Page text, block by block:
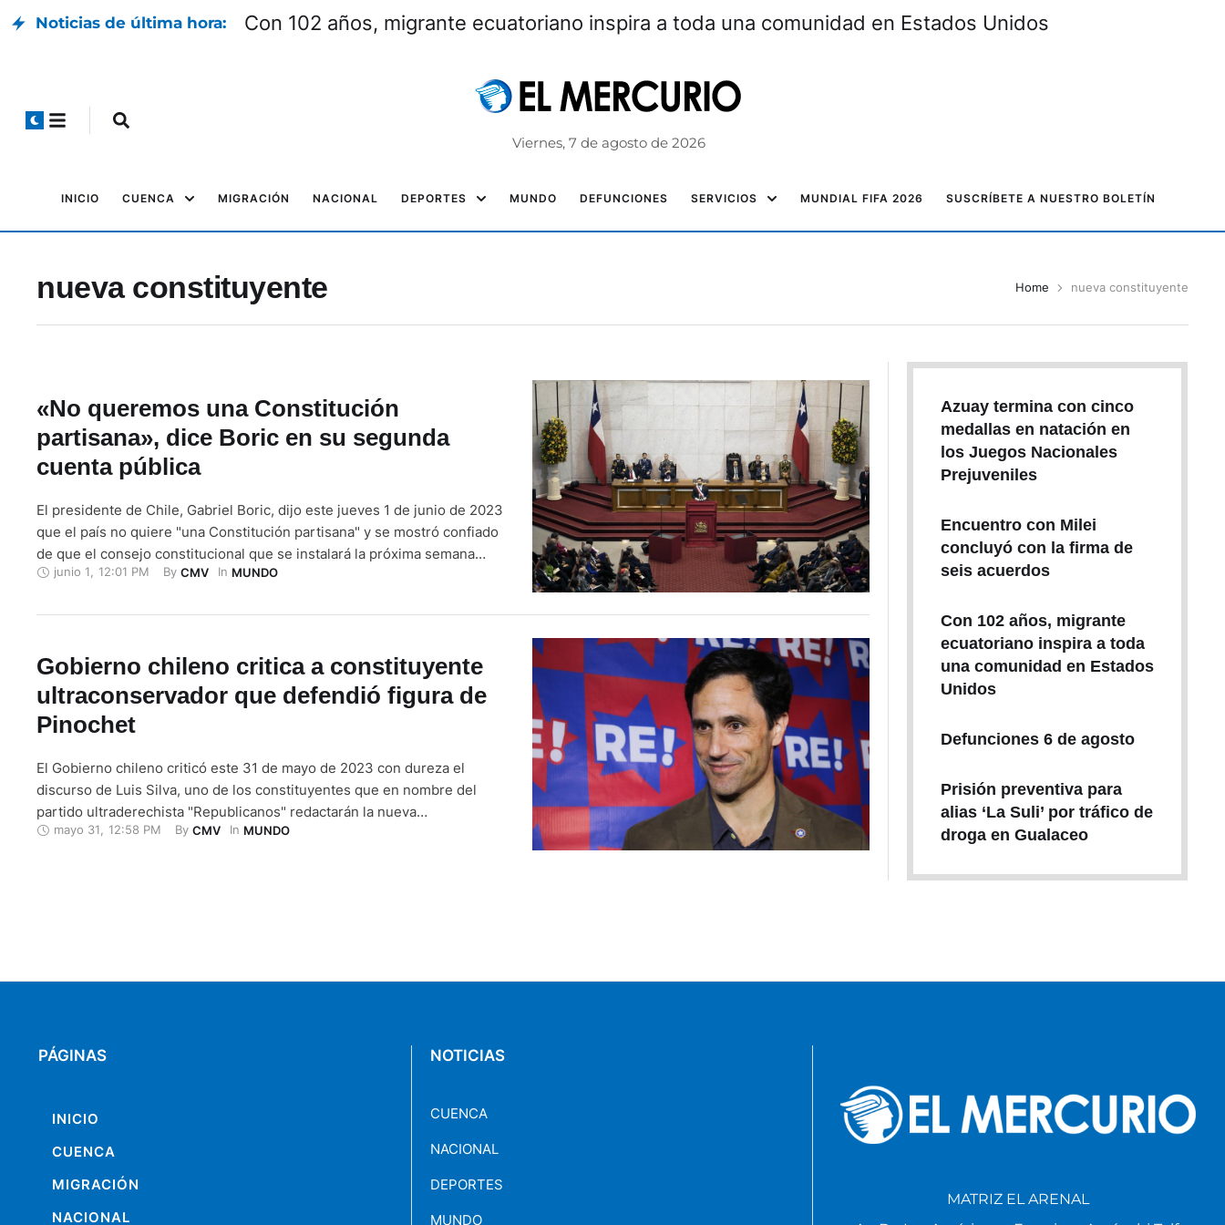
Noticias de última hora: Con 102 años, migrante ecuatoriano inspira a toda una comunidad en Estados Unidos
Viernes, 7 de agosto de 2026
INICIO CUENCA MIGRACIÓN NACIONAL DEPORTES MUNDO DEFUNCIONES SERVICIOS MUNDIAL FIFA 2026 SUSCRÍBETE A NUESTRO BOLETÍN
nueva constituyente Home nueva constituyente
«No queremos una Constitución
partisana», dice Boric en su segunda
cuenta pública
El presidente de Chile, Gabriel Boric, dijo este jueves 1 de junio de 2023
que el país no quiere "una Constitución partisana" y se mostró confiado
de que el consejo constitucional que se instalará la próxima semana
"buscará lograr una propuesta (de carta magna) que pueda ser abrazada
junio 1 12:01 PM By CMV In MUNDO
Gobierno chileno critica a constituyente
ultraconservador que defendió figura de
Pinochet
El Gobierno chileno criticó este 31 de mayo de 2023 con dureza el
discurso de Luis Silva, uno de los constituyentes que en nombre del
partido ultraderechista "Republicanos" redactarán la nueva
Constitución, quien valoró de forma positiva la dictadura del general
mayo 31 12:58 PM By CMV In MUNDO
Azuay termina con cinco
medallas en natación en
los Juegos Nacionales
Prejuveniles
Encuentro con Milei
concluyó con la firma de
seis acuerdos
Con 102 años, migrante
ecuatoriano inspira a toda
una comunidad en Estados
Unidos
Defunciones 6 de agosto
Prisión preventiva para
alias ‘La Suli’ por tráfico de
droga en Gualaceo
PÁGINAS
INICIO
CUENCA
MIGRACIÓN
NACIONAL
NOTICIAS
CUENCA
NACIONAL
DEPORTES
MUNDO
MATRIZ EL ARENAL